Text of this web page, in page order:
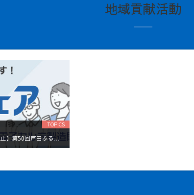
地域貢献活動
TOPICS
【追記：開催中止】第50回戸田ふるさと祭りに協賛します